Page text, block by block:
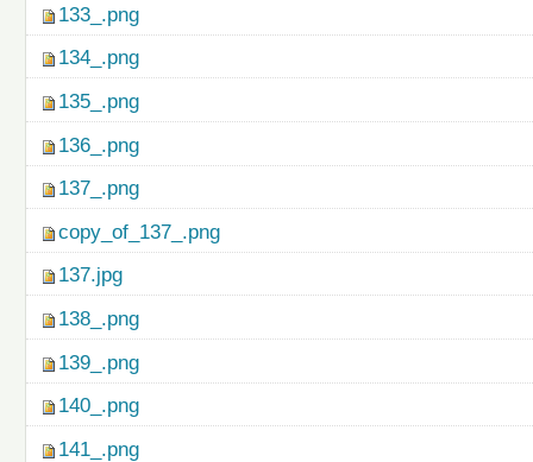
133_.png
134_.png
135_.png
136_.png
137_.png
copy_of_137_.png
137.jpg
138_.png
139_.png
140_.png
141_.png